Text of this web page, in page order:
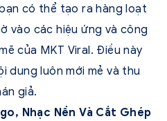
có thể tạo ra hàng loạt
vào các hiệu ứng và công
của MKT Viral. Điều này
dung luôn mới mẻ và thu
giả.
Nhạc Nền Và Cắt Ghép